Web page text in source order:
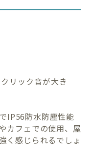
リック音が大き
IP56防水防塵性能
カフェでの使用、屋
く感じられるでしょ